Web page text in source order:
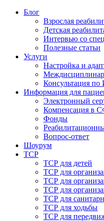
Блог
Взрослая
Детская
Интервью со
Полезные статьи
Услуги
Настройка и
Консультация
Информация для
Электронный
Компенсация в
Фонды
Вопрос-ответ
Шоурум
ТСР
ТСР для детей
ТСР для
ТСР для
ТСР для
ТСР для
ТСР для ходьбы
ТСР для